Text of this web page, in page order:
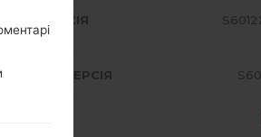
AP ВЕРСІЯ
CP ВЕРСІЯ